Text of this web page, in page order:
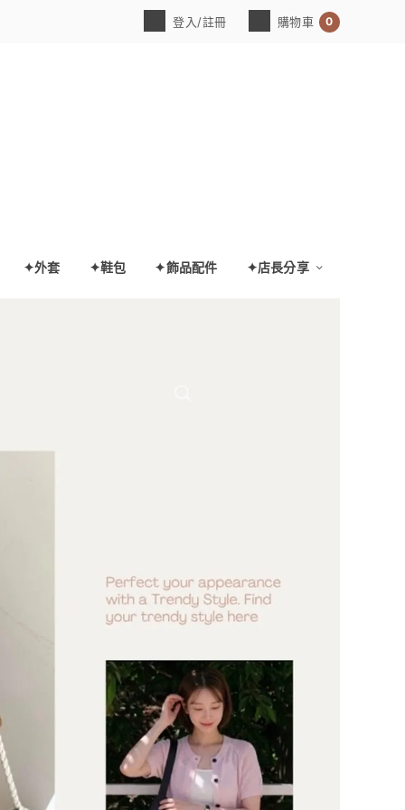
登入/註冊 購物車 0
✦外套 ✦鞋包 ✦飾品配件 ✦店長分享